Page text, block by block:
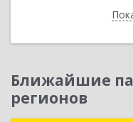
Ближайшие
регионов